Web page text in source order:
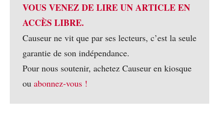
VOUS VENEZ DE LIRE UN ARTICLE EN
ACCÈS LIBRE.
Causeur ne vit que par ses lecteurs, c’est la seule
garantie de son indépendance.
Pour nous soutenir, achetez Causeur en kiosque
ou abonnez-vous !